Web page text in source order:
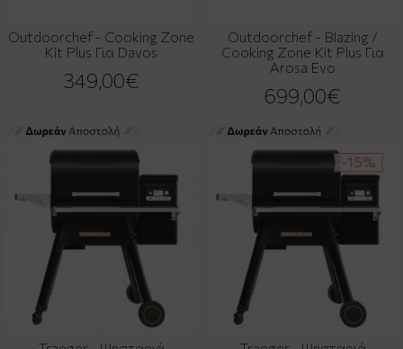
Outdoorchef - Cooking Zone
Kit Plus Για Davos
349,00€
Outdoorchef - Blazing /
Cooking Zone Kit Plus Για
Arosa Evo
699,00€
-15%